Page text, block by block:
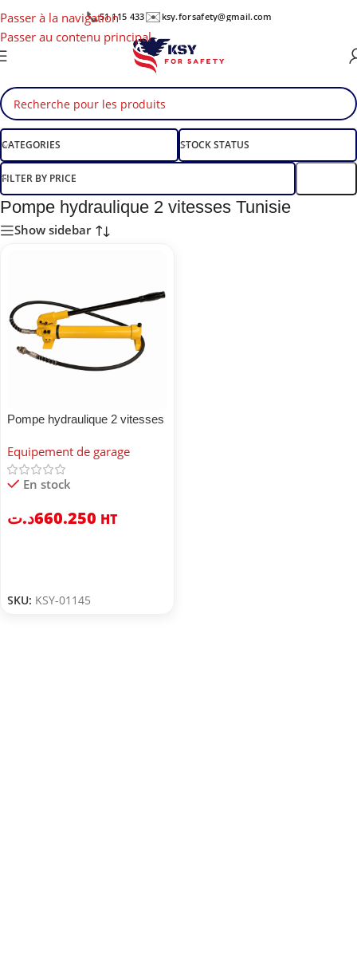
Passer à la navigation
Passer au contenu principal
📞51 115 433✉️ ksy.forsafety@gmail.com
CATEGORIES STOCK STATUS
FILTER BY PRICE
Pompe hydraulique 2 vitesses Tunisie
Show sidebar
Pompe hydraulique 2 vitesses
Equipement de garage
En stock
660.250د.ت HT
SKU: KSY-01145